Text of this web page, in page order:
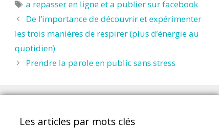
Étiquettes
a repasser en ligne et a publier sur facebook
De l’importance de découvrir et expérimenter
les trois manières de respirer (plus d’énergie au
quotidien)
Prendre la parole en public sans stress
Les articles par mots clés